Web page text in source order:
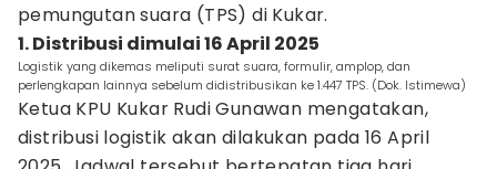
pemungutan suara (TPS) di Kukar.
1. Distribusi dimulai 16 April 2025
Logistik yang dikemas meliputi surat suara, formulir, amplop, dan
perlengkapan lainnya sebelum didistribusikan ke 1.447 TPS. (Dok. Istimewa)
Ketua KPU Kukar Rudi Gunawan mengatakan,
distribusi logistik akan dilakukan pada 16 April